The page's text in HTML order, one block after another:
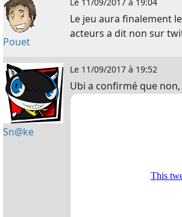
Pouet
Le jeu aura finalement
acteurs a dit non sur
Sn@ke
Le 11/09/2017 à 19:52
Ubi a confirmé que